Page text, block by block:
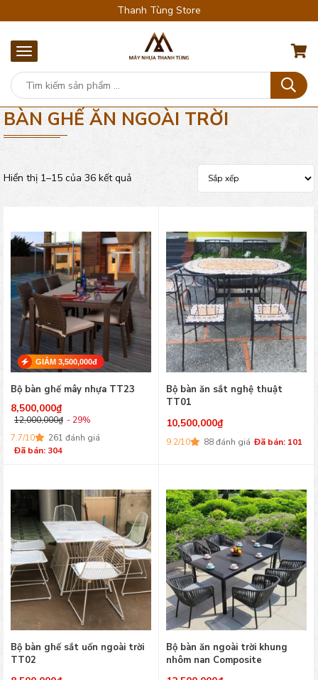
Thanh Tùng Store
BÀN GHẾ ĂN NGOÀI TRỜI
Hiển thị 1–15 của 36 kết quả
GIẢM 3,500,000đ
Bộ bàn ghế mây nhựa TT23
12,000,000₫
8,500,000₫
- 29%
7.7/10
261 đánh giá
Đã bán: 304
Bộ bàn ăn sắt nghệ thuật
TT01
10,500,000₫
9.2/10 88 đánh giá Đã bán: 101
Bộ bàn ghế sắt uốn ngoài trời
TT02
Bộ bàn ăn ngoài trời khung
nhôm nan Composite